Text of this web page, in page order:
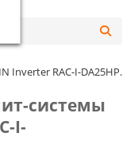
Inverter RAC-I-
системы
I-